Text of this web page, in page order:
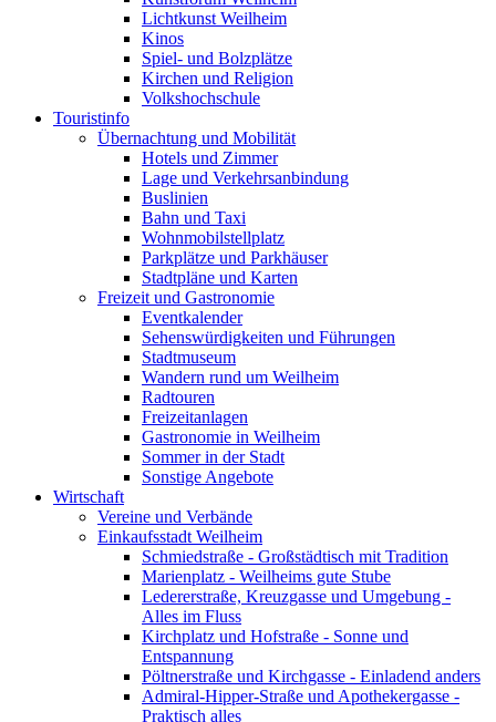
Lichtkunst Weilheim
Kinos
Spiel- und Bolzplätze
Kirchen und Religion
Volkshochschule
Touristinfo
Übernachtung und Mobilität
Hotels und Zimmer
Lage und Verkehrsanbindung
Buslinien
Bahn und Taxi
Wohnmobilstellplatz
Parkplätze und Parkhäuser
Stadtpläne und Karten
Freizeit und Gastronomie
Eventkalender
Sehenswürdigkeiten und Führungen
Stadtmuseum
Wandern rund um Weilheim
Radtouren
Freizeitanlagen
Gastronomie in Weilheim
Sommer in der Stadt
Sonstige Angebote
Wirtschaft
Vereine und Verbände
Einkaufsstadt Weilheim
Schmiedstraße - Großstädtisch mit Tradition
Marienplatz - Weilheims gute Stube
Ledererstraße, Kreuzgasse und Umgebung -
Alles im Fluss
Kirchplatz und Hofstraße - Sonne und
Entspannung
Pöltnerstraße und Kirchgasse - Einladend anders
Admiral-Hipper-Straße und Apothekergasse -
Praktisch alles